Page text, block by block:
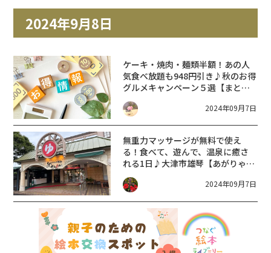
2024年9月8日
ケーキ・焼肉・麺類半額！あの人
気食べ放題も948円引き♪秋のお得
グルメキャンペーン５選【まと
め】
2024年09月7日
無重力マッサージが無料で使え
る！食べて、遊んで、温泉に癒さ
れる1日♪大津市雄琴【あがりゃん
せに行ってきた！】
2024年09月7日